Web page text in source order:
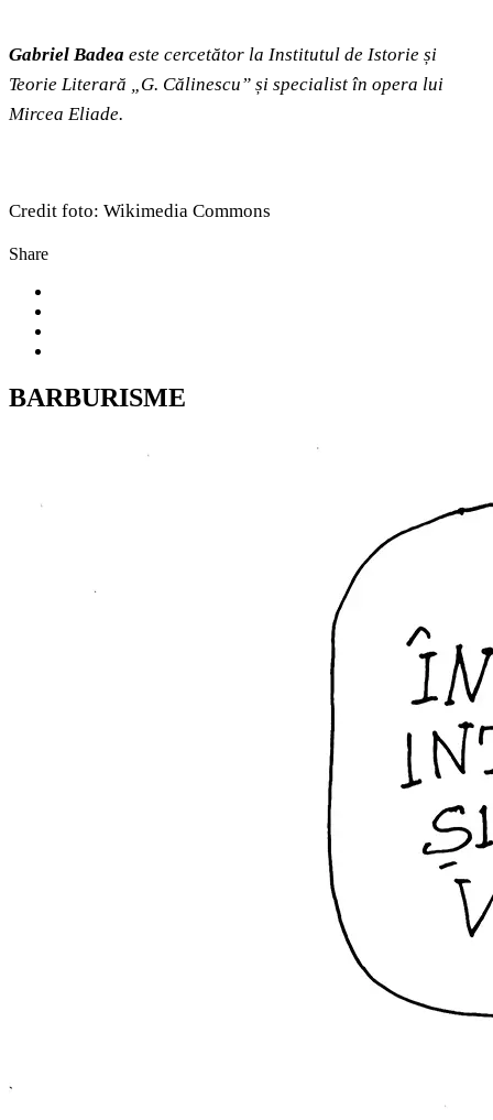
Gabriel Badea este cercetător la Institutul de Istorie și
Teorie Literară „G. Călinescu” și specialist în opera lui
Mircea Eliade.
Credit foto: Wikimedia Commons
Share
BARBURISME